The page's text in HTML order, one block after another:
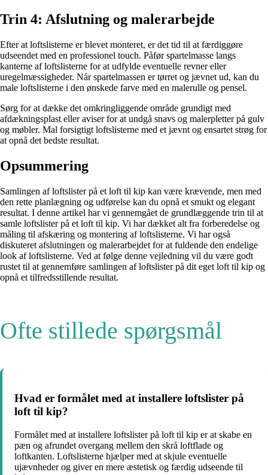
Trin 4: Afslutning og malerarbejde
Efter at loftslisterne er blevet monteret, er det tid til at færdiggøre
udseendet med en professionel touch. Påfør spartelmasse langs
kanterne af loftslisterne for at udfylde eventuelle revner eller
uregelmæssigheder. Når spartelmassen er tørret og jævnet ud, kan du
male loftslisterne i den ønskede farve med en malerulle og pensel.
Sørg for at dække det omkringliggende område grundigt med
afdækningsplast eller aviser for at undgå snavs og malerpletter på gulv
og møbler. Mal forsigtigt loftslisterne med et jævnt og ensartet strøg for
at opnå det bedste resultat.
Opsummering
Samlingen af loftslister på et loft til kip kan være krævende, men med
den rette planlægning og udførelse kan du opnå et smukt og elegant
resultat. I denne artikel har vi gennemgået de grundlæggende trin til at
samle loftslister på et loft til kip. Vi har dækket alt fra forberedelse og
måling til afskæring og montering af loftslisterne. Vi har også
diskuteret afslutningen og malerarbejdet for at fuldende den endelige
look af loftslisterne. Ved at følge denne vejledning vil du være godt
rustet til at gennemføre samlingen af loftslister på dit eget loft til kip og
opnå et tilfredsstillende resultat.
Ofte stillede spørgsmål
Hvad er formålet med at installere loftslister på
loft til kip?
Formålet med at installere loftslister på loft til kip er at skabe en
pæn og afrundet overgang mellem den skrå loftflade og
loftkanten. Loftslisterne hjælper med at skjule eventuelle
ujævnheder og giver en mere æstetisk og færdig udseende til